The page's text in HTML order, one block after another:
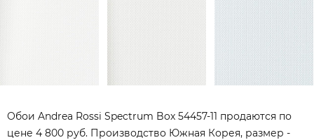
Обои Andrea Rossi Spectrum Box 54457-11 продаются по
цене 4 800 руб. Производство Южная Корея, размер -